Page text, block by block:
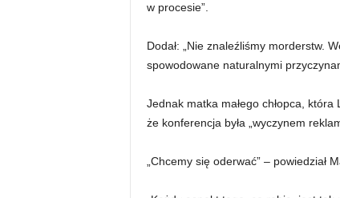
w procesie”.
Dodał: „Nie znaleźliśmy morderstw.
spowodowane naturalnymi
Jednak matka małego chłopca,
że ​​konferencja była „wyczynem
„Chcemy się oderwać” – powiedział